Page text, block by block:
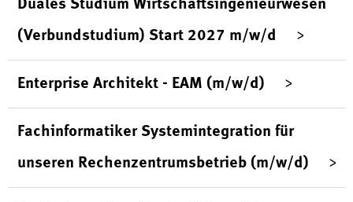
Duales Studium Wirtschaftsingenieurwesen
(Verbundstudium) Start 2027 m/w/d
Enterprise Architekt - EAM (m/w/d)
Fachinformatiker Systemintegration für
unseren Rechenzentrumsbetrieb (m/w/d)